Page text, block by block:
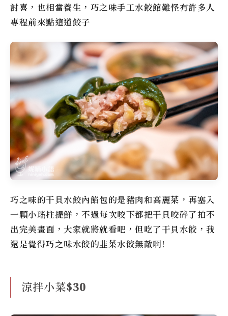
討喜，也相當養生，巧之味手工水餃館難怪有許多人
專程前來點這道餃子
巧之味的干貝水餃內餡包的是豬肉和高麗菜，再塞入
一顆小瑤柱提鮮，不過每次咬下都把干貝咬碎了拍不
出完美畫面，大家就將就看吧，但吃了干貝水餃，我
還是覺得巧之味水餃的韭菜水餃無敵啊!
涼拌小菜$30